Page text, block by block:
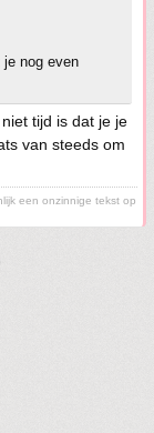
nog even
tijd is dat je je
van steeds om
een onzinnige tekst op